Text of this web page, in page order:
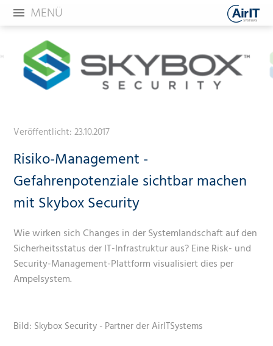
MENÜ
Veröffentlicht:23.10.2017
Risiko-Management -
Gefahrenpotenziale sichtbar machen
mit Skybox Security
Wie wirken sich Changes in der Systemlandschaft auf den
Sicherheitsstatus der IT-Infrastruktur aus? Eine Risk- und
Security-Management-Plattform visualisiert dies per
Ampelsystem.
Bild: Skybox Security - Partner der AirITSystems